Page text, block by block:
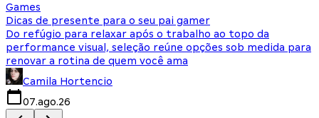
Games
Dicas de presente para o seu pai gamer
Do refúgio para relaxar após o trabalho ao topo da
performance visual, seleção reúne opções sob medida para
renovar a rotina de quem você ama
Camila Hortencio
07.ago.26